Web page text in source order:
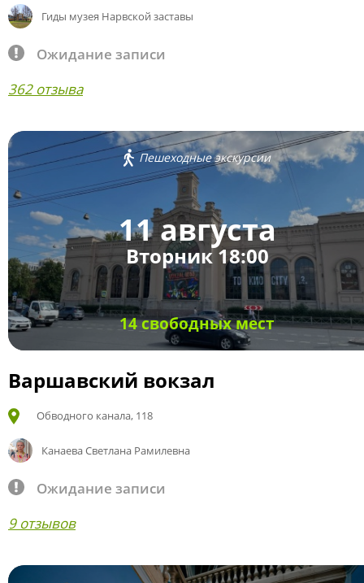
Гиды музея Нарвской заставы
Ожидание записи
362 отзыва
Пешеходные экскурсии
11 августа
Вторник 18:00
14 свободных мест
Варшавский вокзал
Обводного канала, 118
Канаева Светлана Рамилевна
Ожидание записи
9 отзывов